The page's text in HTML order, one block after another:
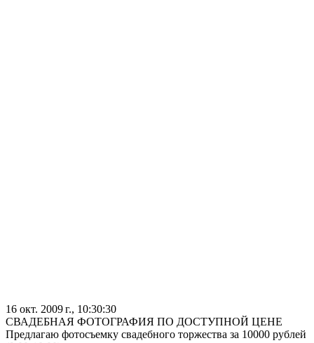
16 окт. 2009 г., 10:30:30
СВАДЕБНАЯ ФОТОГРАФИЯ ПО ДОСТУПНОЙ ЦЕНЕ
Предлагаю фотосъемку свадебного торжества за 10000 рублей